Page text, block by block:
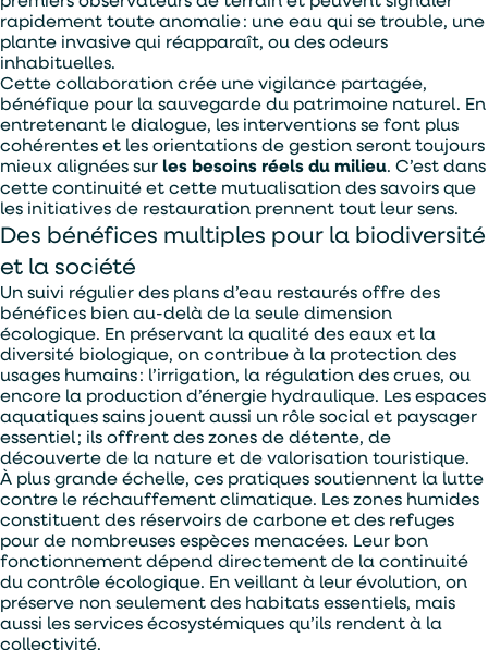
rapidement toute anomalie : une eau qui se trouble, une
plante invasive qui réapparaît, ou des odeurs
inhabituelles.
Cette collaboration crée une vigilance partagée,
bénéfique pour la sauvegarde du patrimoine naturel. En
entretenant le dialogue, les interventions se font plus
cohérentes et les orientations de gestion seront toujours
mieux alignées sur les besoins réels du milieu. C’est dans
cette continuité et cette mutualisation des savoirs que
les initiatives de restauration prennent tout leur sens.
Des bénéfices multiples pour la biodiversité
et la société
Un suivi régulier des plans d’eau restaurés offre des
bénéfices bien au-delà de la seule dimension
écologique. En préservant la qualité des eaux et la
diversité biologique, on contribue à la protection des
usages humains : l’irrigation, la régulation des crues, ou
encore la production d’énergie hydraulique. Les espaces
aquatiques sains jouent aussi un rôle social et paysager
essentiel ; ils offrent des zones de détente, de
découverte de la nature et de valorisation touristique.
À plus grande échelle, ces pratiques soutiennent la lutte
contre le réchauffement climatique. Les zones humides
constituent des réservoirs de carbone et des refuges
pour de nombreuses espèces menacées. Leur bon
fonctionnement dépend directement de la continuité
du contrôle écologique. En veillant à leur évolution, on
préserve non seulement des habitats essentiels, mais
aussi les services écosystémiques qu’ils rendent à la
collectivité.